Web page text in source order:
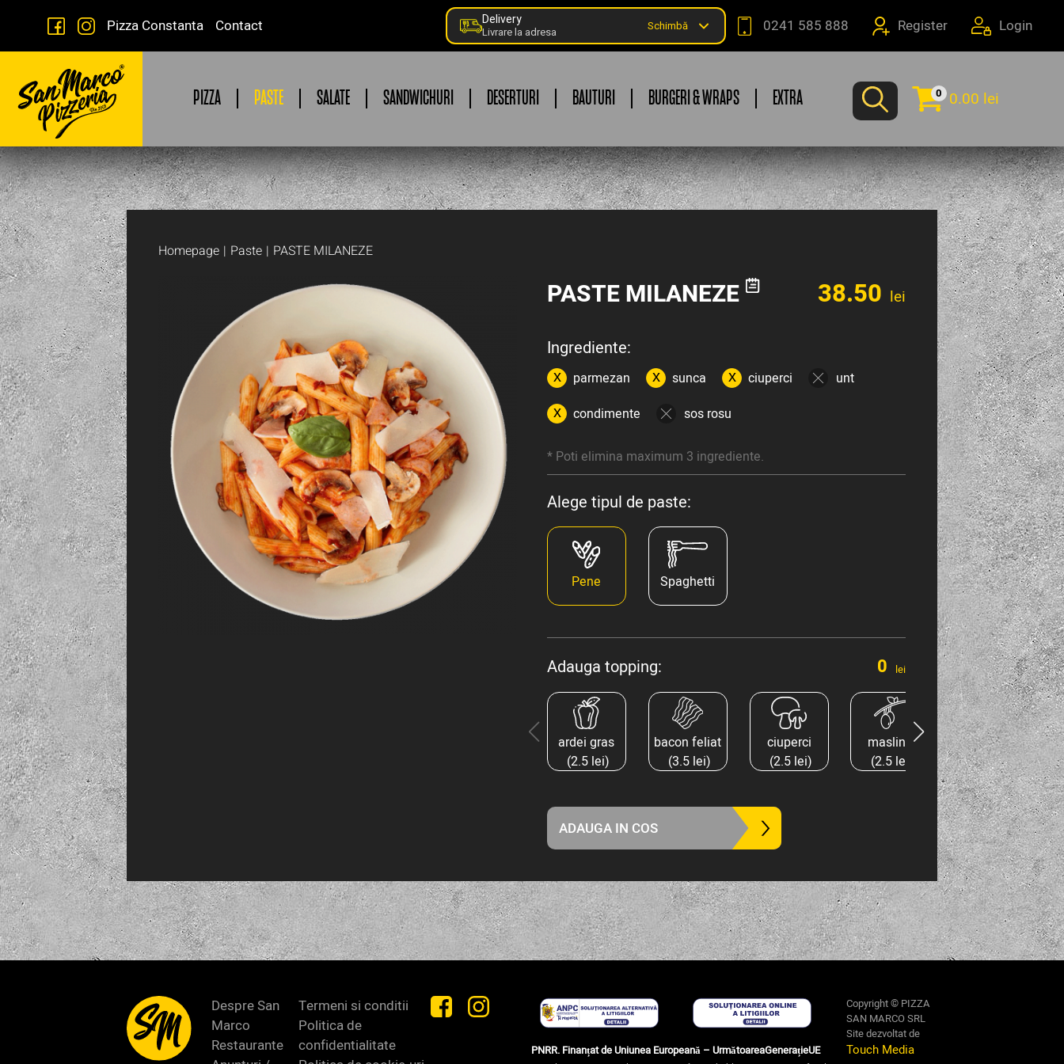
Pizza Constanta Contact Delivery
Livrare la adresa Schimbă 0241 585 888 Register Login
PIZZA PASTE SALATE SANDWICHURI DESERTURI BAUTURI BURGERI & WRAPS EXTRA 0 0.00 lei
Homepage | Paste | PASTE MILANEZE
PASTE MILANEZE 38.50 lei
Ingrediente:
parmezan sunca ciuperci
unt
condimente
sos rosu
* Poti elimina maximum 3 ingrediente.
Alege tipul de paste:
Pene Spaghetti
Adauga topping: 0 lei
ardei gras
(2.5 lei)
bacon feliat
(3.5 lei)
ciuperci
(2.5 lei)
masline
(2.5 lei)
mozzarella
(3.5 lei)
ADAUGA IN COS
Despre San
Marco
Restaurante
Termeni si conditii
Politica de
confidentialitate
PNRR. Finanțat de Uniunea Europeană – UrmătoareaGenerațieUE
Copyright © PIZZA
SAN MARCO SRL
Site dezvoltat de
Touch Media